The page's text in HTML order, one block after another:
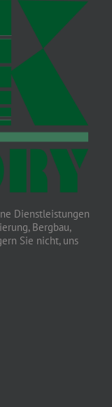
Dienstleistungen
Bergbau,
Sie nicht, uns